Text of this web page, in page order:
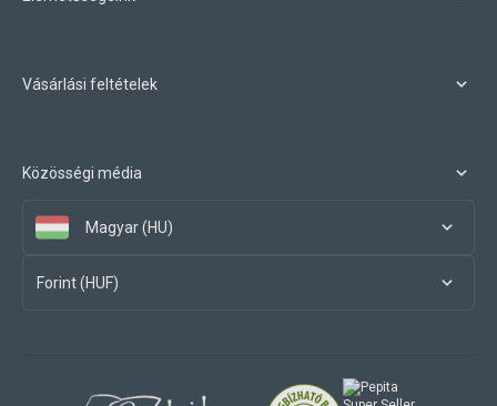
Vásárlási feltételek
Közösségi média
Magyar (HU)
Forint (HUF)